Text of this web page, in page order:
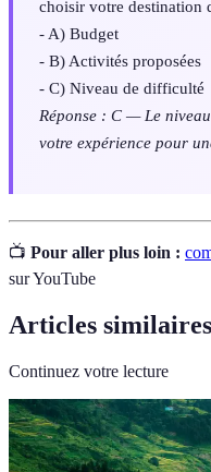
choisir votre destination
- A) Budget
- B) Activités proposées
- C) Niveau de difficulté
Réponse : C — Le
votre expérience pour
📺 Pour aller plus loin :
sur YouTube
Articles similaires
Continuez votre lecture